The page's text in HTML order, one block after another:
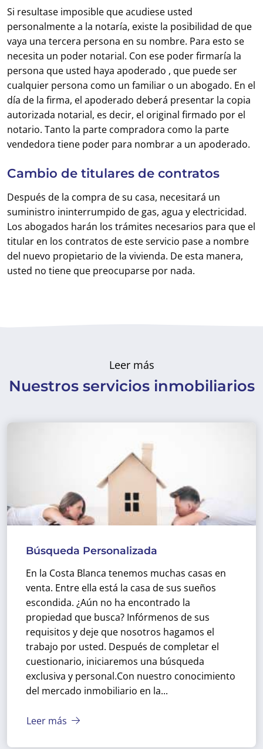
Si resultase imposible que acudiese usted
personalmente a la notaría, existe la posibilidad de que
vaya una tercera persona en su nombre. Para esto se
necesita un poder notarial. Con ese poder firmaría la
persona que usted haya apoderado , que puede ser
cualquier persona como un familiar o un abogado. En el
día de la firma, el apoderado deberá presentar la copia
autorizada notarial, es decir, el original firmado por el
notario. Tanto la parte compradora como la parte
vendedora tiene poder para nombrar a un apoderado.
Cambio de titulares de contratos
Después de la compra de su casa, necesitará un
suministro ininterrumpido de gas, agua y electricidad.
Los abogados harán los trámites necesarios para que el
titular en los contratos de este servicio pase a nombre
del nuevo propietario de la vivienda. De esta manera,
usted no tiene que preocuparse por nada.
Leer más
Nuestros servicios inmobiliarios
Búsqueda Personalizada
En la Costa Blanca tenemos muchas casas en
venta. Entre ella está la casa de sus sueños
escondida. ¿Aún no ha encontrado la
propiedad que busca? Infórmenos de sus
requisitos y deje que nosotros hagamos el
trabajo por usted. Después de completar el
cuestionario, iniciaremos una búsqueda
exclusiva y personal.Con nuestro conocimiento
del mercado inmobiliario en la...
Leer más